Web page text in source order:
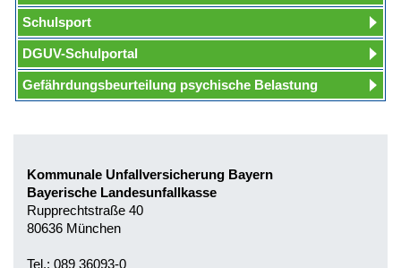
Schulsport
DGUV-Schulportal
Gefährdungsbeurteilung psychische Belastung
Kommunale Unfallversicherung Bayern
Bayerische Landesunfallkasse
Rupprechtstraße 40
80636 München
Tel.: 089 36093-0